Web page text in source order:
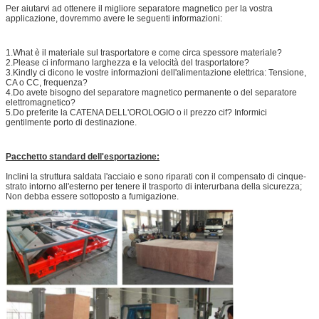
Per aiutarvi ad ottenere il migliore separatore magnetico per la vostra
applicazione, dovremmo avere le seguenti informazioni:
1.What è il materiale sul trasportatore e come circa spessore materiale?
2.Please ci informano larghezza e la velocità del trasportatore?
3.Kindly ci dicono le vostre informazioni dell'alimentazione elettrica: Tensione,
CA o CC, frequenza?
4.Do avete bisogno del separatore magnetico permanente o del separatore
elettromagnetico?
5.Do preferite la CATENA DELL'OROLOGIO o il prezzo cif? Informici
gentilmente porto di destinazione.
Pacchetto standard dell'esportazione:
Inclini la struttura saldata l'acciaio e sono riparati con il compensato di cinque-
strato intorno all'esterno per tenere il trasporto di interurbana della sicurezza;
Non debba essere sottoposto a fumigazione.